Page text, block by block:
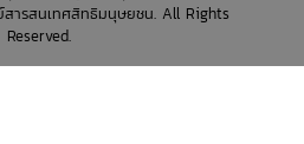
ารสนเทศสิทธิมนุษยชน. All Rights
Reserved.